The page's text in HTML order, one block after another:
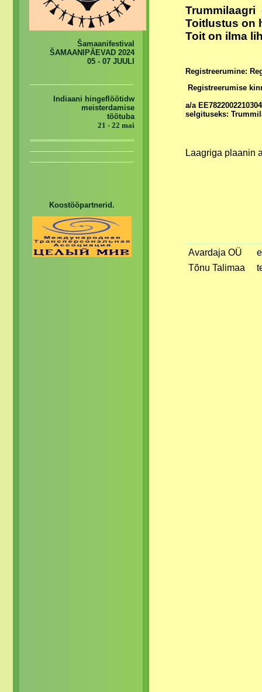
Trummilaagri
Toitlustus on
Toit on ilma
Registreerumine:
Registreerumise
a/a
selgituseks:
Laagriga plaanin
Avardaja OÜ
Tõnu Talimaa
Šamaanifestival
ŠAMAANIPÄEVAD 2024
05 - 07 JUULI
Indiaani hingeflöötidw
meisterdamise
töötuba
21 - 22 mai
Koostööpartnerid.